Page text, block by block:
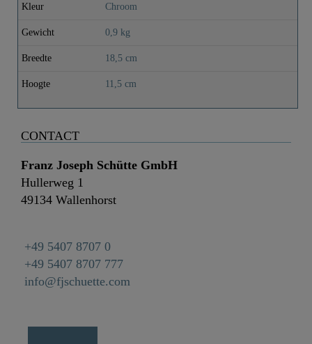
Kleur Chroom
Gewicht 0,9 kg
Breedte 18,5 cm
Hoogte 11,5 cm
CONTACT
Franz Joseph Schütte GmbH
Hullerweg 1
49134 Wallenhorst
+49 5407 8707 0
+49 5407 8707 777
info@fjschuette.com